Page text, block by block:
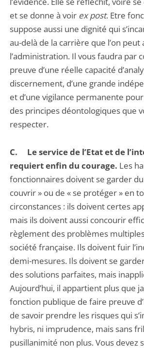
et se donne à voir ex post. Etre
suppose aussi une dignité qui
au-delà de la carrière que l’on peut
l’administration. Il vous faudra par
preuve d’une réelle capacité
discernement, d’une grande
et d’une vigilance permanente
des principes déontologiques que
respecter.
C. Le service de l’Etat et de
requiert enfin du courage. Les
fonctionnaires doivent se garder
couvrir » ou de « se protéger » en
circonstances : ils doivent certes
mais ils doivent aussi concourir
règlement des problèmes
société française. Ils doivent fuir
demi-mesures. Ils doivent se
des solutions parfaites, mais
Aujourd’hui, il appartient plus que
fonction publique de faire preuve
de savoir prendre les risques qui
hybris, ni imprudence, mais sans
pusillanimité non plus. Vous devez